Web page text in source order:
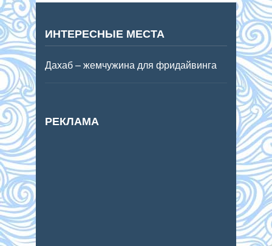
ИНТЕРЕСНЫЕ МЕСТА
Дахаб – жемчужина для фридайвинга
РЕКЛАМА